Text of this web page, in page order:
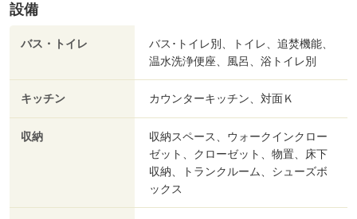
設備
バス・トイレ
バス･トイレ別、トイレ、追焚機能、
温水洗浄便座、風呂、浴トイレ別
キッチン カウンターキッチン、対面Ｋ
収納
収納スペース、ウォークインクロー
ゼット、クローゼット、物置、床下
収納、トランクルーム、シューズボ
ックス